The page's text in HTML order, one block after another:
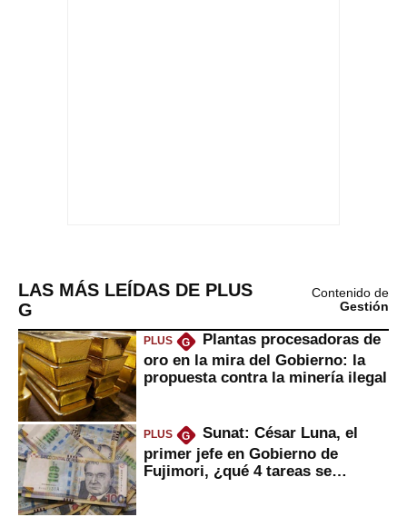
LAS MÁS LEÍDAS DE PLUS
G
Contenido de
Gestión
PLUS G
Plantas procesadoras de
oro en la mira del Gobierno: la
propuesta contra la minería ilegal
PLUS G
Sunat: César Luna, el
primer jefe en Gobierno de
Fujimori, ¿qué 4 tareas se